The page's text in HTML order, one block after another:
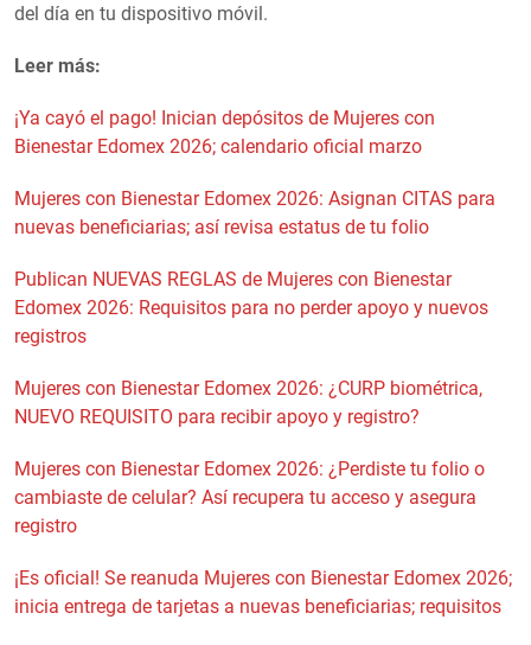
del día en tu dispositivo móvil.
Leer más:
¡Ya cayó el pago! Inician depósitos de Mujeres con
Bienestar Edomex 2026; calendario oficial marzo
Mujeres con Bienestar Edomex 2026: Asignan CITAS para
nuevas beneficiarias; así revisa estatus de tu folio
Publican NUEVAS REGLAS de Mujeres con Bienestar
Edomex 2026: Requisitos para no perder apoyo y nuevos
registros
Mujeres con Bienestar Edomex 2026: ¿CURP biométrica,
NUEVO REQUISITO para recibir apoyo y registro?
Mujeres con Bienestar Edomex 2026: ¿Perdiste tu folio o
cambiaste de celular? Así recupera tu acceso y asegura
registro
¡Es oficial! Se reanuda Mujeres con Bienestar Edomex 2026;
inicia entrega de tarjetas a nuevas beneficiarias; requisitos